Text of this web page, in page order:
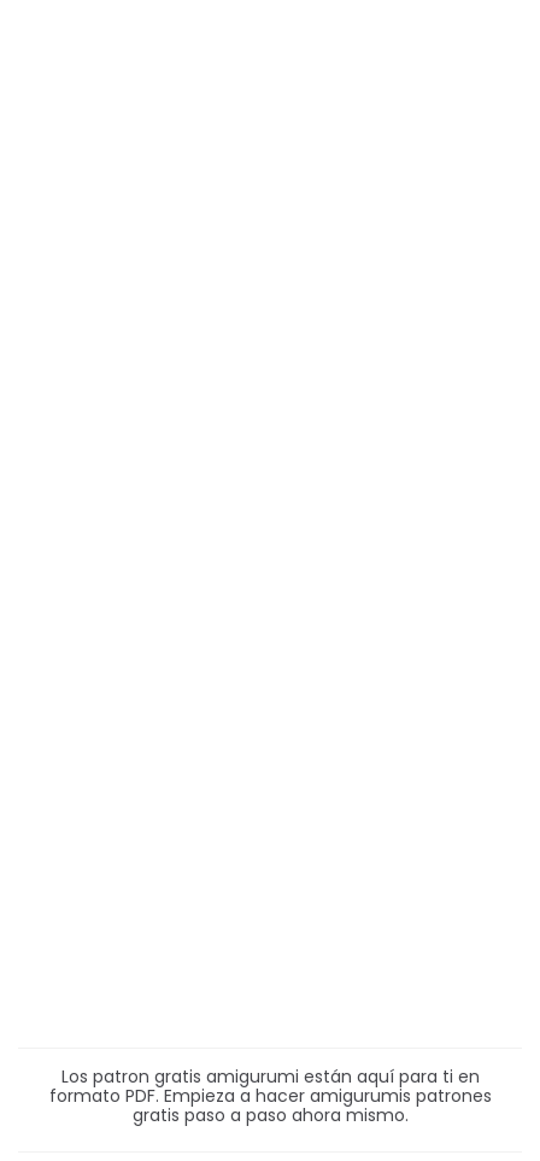
Los patron gratis amigurumi están aquí para ti en
formato PDF. Empieza a hacer amigurumis patrones
gratis paso a paso ahora mismo.